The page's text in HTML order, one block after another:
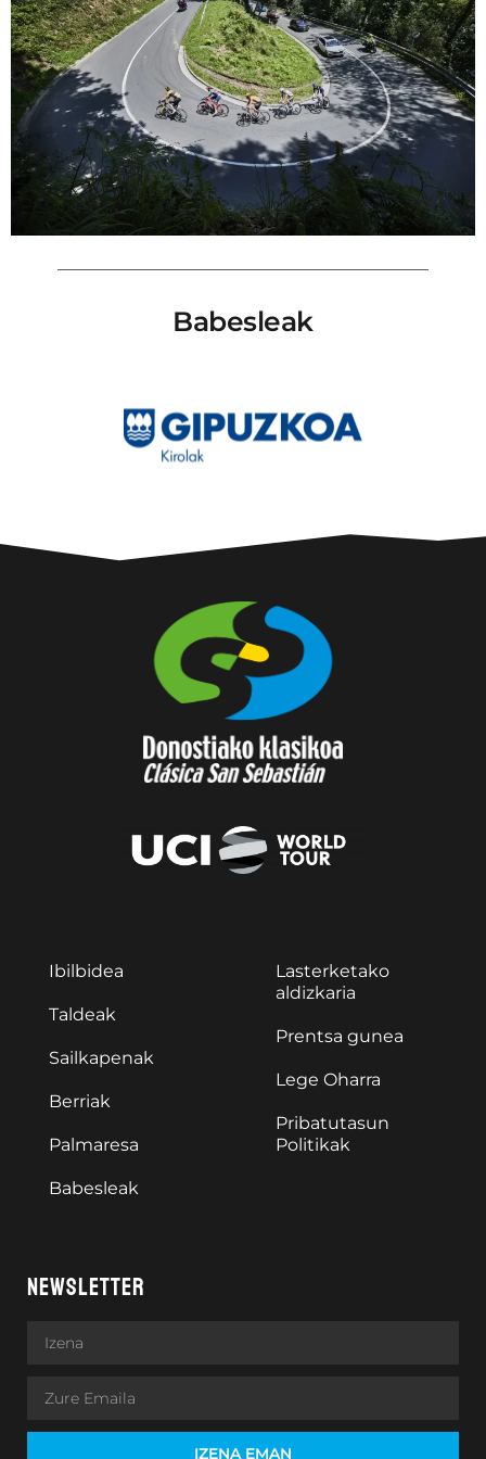
Babesleak
Ibilbidea
Taldeak
Sailkapenak
Berriak
Palmaresa
Babesleak
Lasterketako
aldizkaria
Prentsa gunea
Lege Oharra
Pribatutasun
Politikak
NEWSLETTER
IZENA EMAN